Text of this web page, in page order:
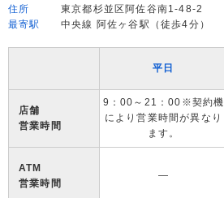
住所
東京都杉並区阿佐谷南1-48-2
最寄駅
中央線 阿佐ヶ谷駅（徒歩4分）
平日
店舗
営業時間
9：00～21：00※契約機
により営業時間が異なり
ます。
ATM
営業時間
―